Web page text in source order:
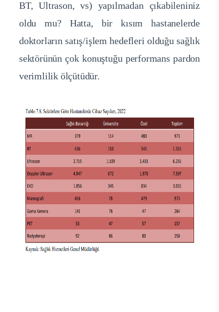
BT, Ultrason, vs) yapılmadan çıkabileniniz
oldu mu? Hatta, bir kısım hastanelerde
doktorların satış/işlem hedefleri olduğu sağlık
sektörünün çok konuştuğu performans pardon
verimlilik ölçütüdür.